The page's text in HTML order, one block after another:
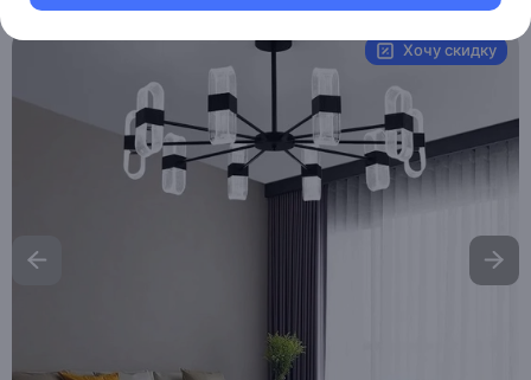
Хочу скидку